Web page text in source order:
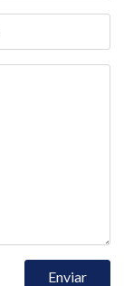
Enviar